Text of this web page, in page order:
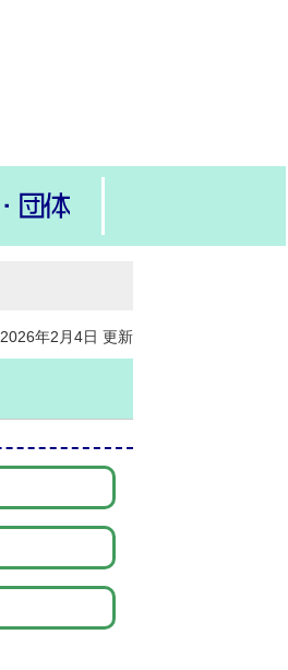
2026年2月4日 更新